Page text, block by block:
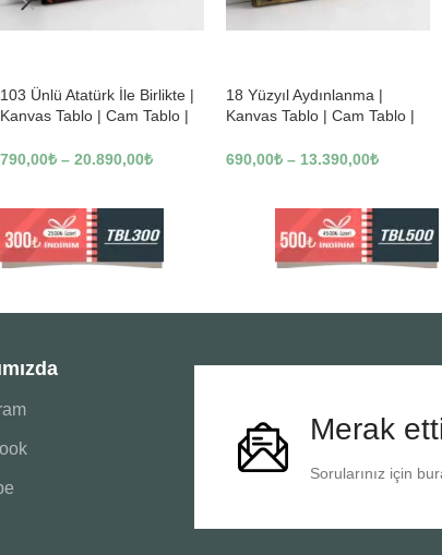
103 Ünlü Atatürk İle Birlikte |
Kanvas Tablo | Cam Tablo |
790,00₺ – 20.890,00₺
18 Yüzyıl Aydınlanma |
Kanvas Tablo | Cam Tablo |
690,00₺ – 13.390,00₺
Merak
Sorularınız için